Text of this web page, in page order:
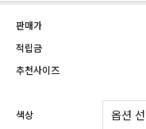
판매가
적립금
추천사이즈
색상